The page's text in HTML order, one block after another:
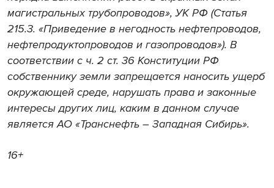
магистральных трубопроводов»,УК РФ (Статья
215.3. «Приведение в негодность нефтепроводов,
нефтепродуктопроводов и газопроводов»). В
соответствии с ч. 2 ст. 36 Конституции РФ
собственнику земли запрещается наносить ущерб
окружающей среде, нарушать права и законные
интересы других лиц, каким в данном случае
является АО «Транснефть – Западная Сибирь».
16+